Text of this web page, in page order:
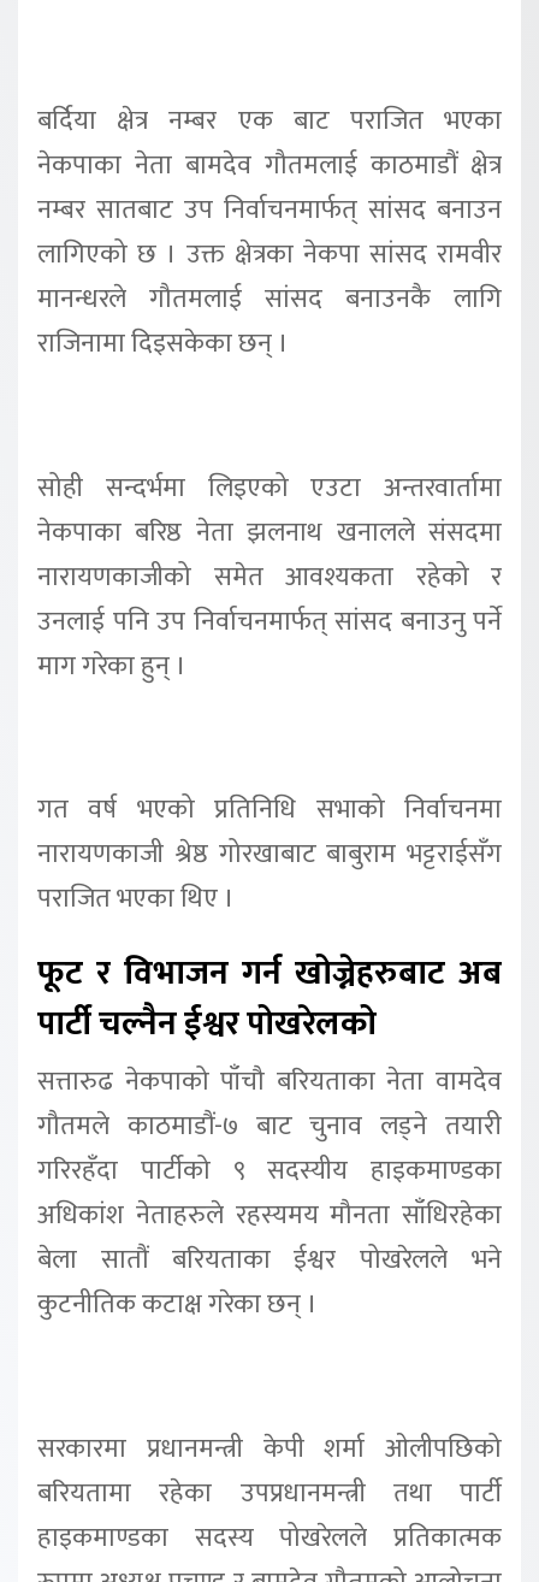
बर्दिया क्षेत्र नम्बर एक बाट पराजित भएका
नेकपाका नेता बामदेव गौतमलाई काठमाडौं क्षेत्र
नम्बर सातबाट उप निर्वाचनमार्फत् सांसद बनाउन
लागिएको छ । उक्त क्षेत्रका नेकपा सांसद रामवीर
मानन्धरले गौतमलाई सांसद बनाउनकै लागि
राजिनामा दिइसकेका छन् ।
सोही सन्दर्भमा लिइएको एउटा अन्तरवार्तामा
नेकपाका बरिष्ठ नेता झलनाथ खनालले संसदमा
नारायणकाजीको समेत आवश्यकता रहेको र
उनलाई पनि उप निर्वाचनमार्फत् सांसद बनाउनु पर्ने
माग गरेका हुन् ।
गत वर्ष भएको प्रतिनिधि सभाको निर्वाचनमा
नारायणकाजी श्रेष्ठ गोरखाबाट बाबुराम भट्टराईसँग
पराजित भएका थिए ।
फूट र विभाजन गर्न खोज्नेहरुबाट अब
पार्टी चल्नैन ईश्वर पोखरेलको
सत्तारुढ नेकपाको पाँचौ बरियताका नेता वामदेव
गौतमले काठमाडौं-७ बाट चुनाव लड्ने तयारी
गरिरहँदा पार्टीको ९ सदस्यीय हाइकमाण्डका
अधिकांश नेताहरुले रहस्यमय मौनता साँधिरहेका
बेला सातौं बरियताका ईश्वर पोखरेलले भने
कुटनीतिक कटाक्ष गरेका छन् ।
सरकारमा प्रधानमन्त्री केपी शर्मा ओलीपछिको
बरियतामा रहेका उपप्रधानमन्त्री तथा पार्टी
हाइकमाण्डका सदस्य पोखरेलले प्रतिकात्मक